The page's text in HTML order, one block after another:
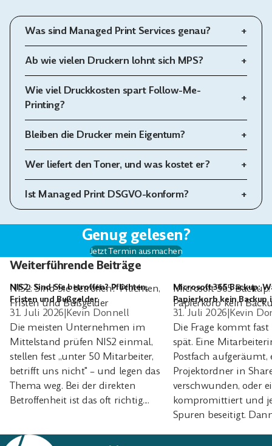
Was sind Managed Print Services genau?
Ab wie vielen Druckern lohnt sich MPS?
Wie viel Druckkosten spart Follow-Me-
Printing?
Bleiben die Drucker mein Eigentum?
Wer liefert den Toner, und was kostet er?
Ist Managed Print DSGVO-konform?
Genug gelesen?
Jetzt Termin ausmachen
Weiterführende Beiträge
NIS2: Sind Sie betroffen? Pflichten,
Fristen und Bußgelder
NIS2: Sind Sie betroffen? Pflichten,
Fristen und Bußgelder
31. Juli 2026|Kevin Donnell
Die meisten Unternehmen im
Mittelstand prüfen NIS2 einmal,
stellen fest „unter 50 Mitarbeiter,
betrifft uns nicht" – und legen das
Thema weg. Bei der direkten
Betroffenheit ist das oft richtig....
Microsoft 365
Papierkorb kein
Microsoft 365 Backup:
Papierkorb kein Backup
31. Juli 2026|Kevin
Die Frage kommt
spät. Eine
Postfach aufgeräumt,
Projektordner in
verschwunden, oder
kompromittiert und
Spuren beseitigt.